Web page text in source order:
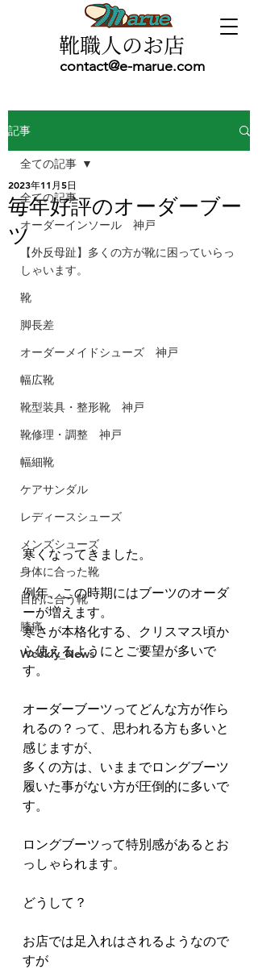
contact@e-marue.com
靴職人のお店
記事
全ての記事
オーダーインソール 神戸
【外反母趾】多くの方が靴に困っていらっ
しゃいます。
靴
脚長差
オーダーメイドシューズ 神戸
幅広靴
靴型装具・整形靴 神戸
靴修理・調整 神戸
幅細靴
ケアサンダル
レディースシューズ
メンズシューズ
身体に合った靴
目的に合う靴
膝痛
Weekly_News
全ての記事
毎年好評のオーダーブー
ツ
2023年11月5日
寒くなってきました。
例年、この時期にはブーツのオーダ
ーが増えます。
寒さが本格化する、クリスマス頃か
ら使えるようにとご要望が多いで
す。
オーダーブーツってどんな方が作ら
れるの？って、思われる方も多いと
感じますが、
多くの方は、いままでロングブーツ
履いた事がない方が圧倒的に多いで
す。
ロングブーツって特別感があるとお
っしゃられます。
どうして？
お店では足入れはされるようなので
すが